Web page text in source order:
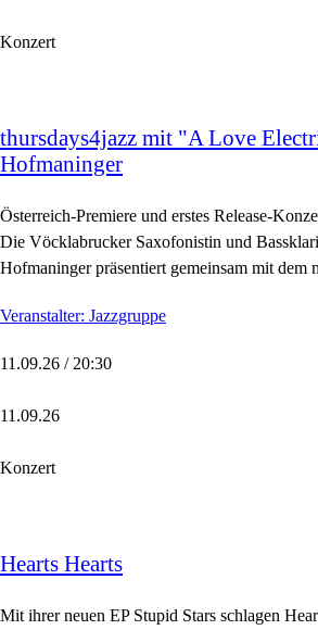
Konzert
thursdays4jazz mit "A Love
Hofmaninger
Österreich-Premiere und erstes Release-
Die Vöcklabrucker Saxofonistin und
Hofmaninger präsentiert gemeinsam mit dem
Veranstalter: Jazzgruppe
11.09.26 / 20:30
11.09.26
Konzert
Hearts Hearts
Mit ihrer neuen EP Stupid Stars schlagen